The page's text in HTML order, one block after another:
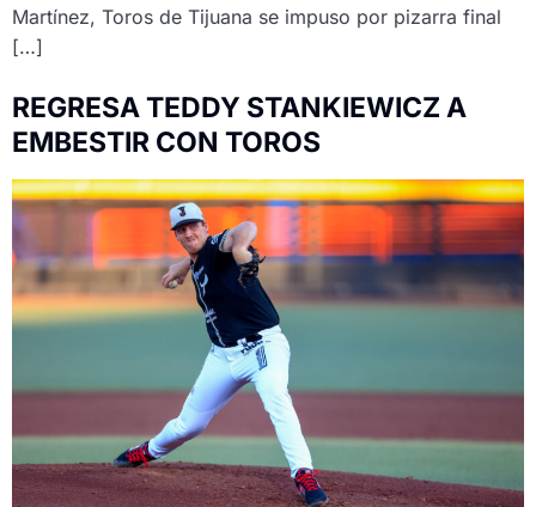
Martínez, Toros de Tijuana se impuso por pizarra final
[…]
REGRESA TEDDY STANKIEWICZ A
EMBESTIR CON TOROS